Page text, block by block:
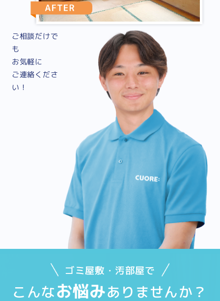
ご相談だけで
も
お気軽に
ご連絡くださ
い！
ゴミ屋敷・汚部屋で
こんなお悩みありませんか？